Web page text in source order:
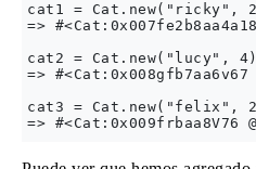
cat1 = Cat.new("ricky",
=>
cat2 = Cat.new("lucy", 4)
=> #<Cat:0x008gfb7aa6v67
cat3 = Cat.new("felix",